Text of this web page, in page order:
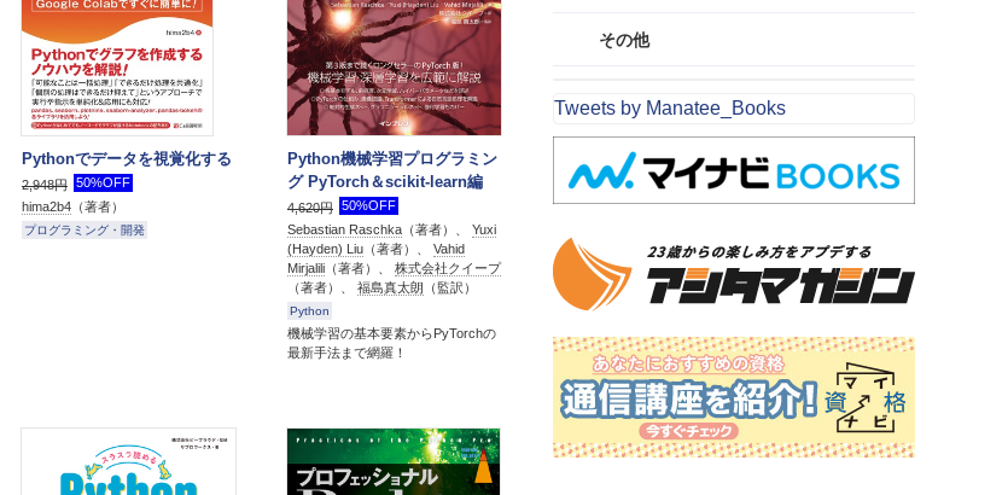
Pythonでデータを視覚化する
2,948円 50%OFF
hima2b4 （著者）
プログラミング・開発
Python機械学習プログラミン
グ PyTorch＆scikit-learn編
4,620円 50%OFF
Sebastian Raschka （著者）、 Yuxi
(Hayden) Liu （著者）、 Vahid
Mirjalili （著者）、 株式会社クイープ
（著者）、 福島真太朗 （監訳）
Python
機械学習の基本要素からPyTorchの
最新手法まで網羅！
その他
Tweets by Manatee_Books